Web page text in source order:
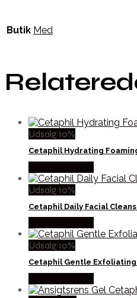
Butik Med
Udsalg 10%
Cetaphil Hydrating
Udsalg 10%
Cetaphil Daily Facial
Udsalg 10%
Cetaphil Gentle Exfoliating